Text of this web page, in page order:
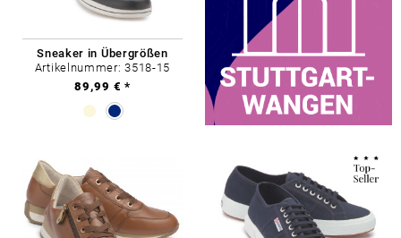
Sneaker in Übergrößen
Artikelnummer: 3518-15
89,99 € *